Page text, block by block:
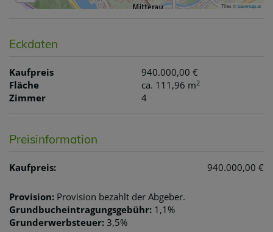
Tiles ©basemap.at
Eckdaten
Kaufpreis
940.000,00 €
Fläche
ca. 111,96 m2
Zimmer 4
Preisinformation
Kaufpreis: 940.000,00 €
Provision: Provision bezahlt der Abgeber.
Grundbucheintragungsgebühr: 1,1%
Grunderwerbsteuer: 3,5%